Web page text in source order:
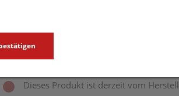
Dieses Produkt ist derzeit vom